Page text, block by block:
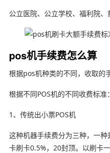
公立医院、公立学校、福利院
pos机手续费怎么算
根据pos机种类的不同，收取的
根据不同POS机的不同收费标准：
1、传统出小票POS机
这种机器手续费分为三种，一
卡刷卡0.5%，20封顶。以刷卡